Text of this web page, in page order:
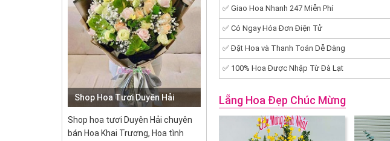
Shop Hoa Tươi Duyên Hải
Shop hoa tươi Duyên Hải chuyên
bán Hoa Khai Trương, Hoa tình
✅ Giao Hoa Nhanh 247 Miễn Phí
✅ Có Ngay Hóa Đơn Điện Tử
✅ Đặt Hoa và Thanh Toán Dễ Dàng
✅ 100% Hoa Được Nhập Từ Đà Lạt
Lẵng Hoa Đẹp Chúc Mừng